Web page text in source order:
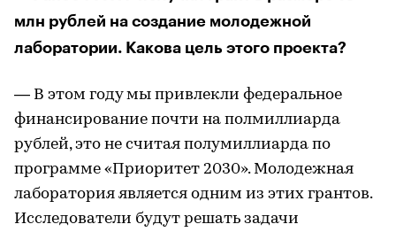
млн рублей на создание молодежной
лаборатории. Какова цель этого проекта?
— В этом году мы привлекли федеральное
финансирование почти на полмиллиарда
рублей, это не считая полумиллиарда по
программе «Приоритет 2030». Молодежная
лаборатория является одним из этих грантов.
Исследователи будут решать задачи